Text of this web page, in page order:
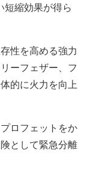
短縮効果が得ら
性を高める強力
ーフェザー、フ
的に火力を向上
ロフェットをか
として緊急分離